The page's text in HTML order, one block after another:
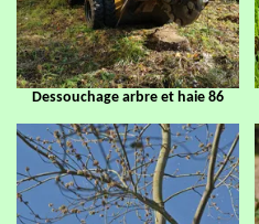
Dessouchage arbre et haie 86